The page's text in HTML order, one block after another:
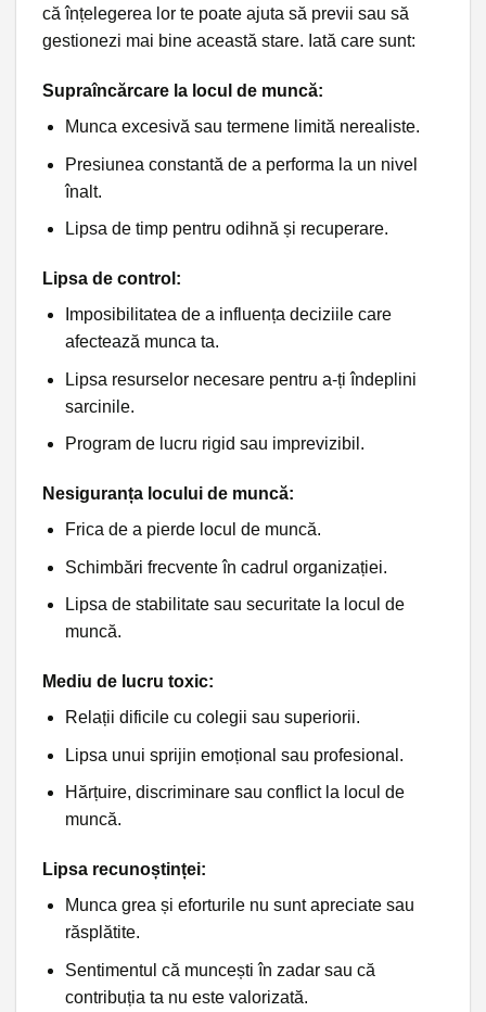
că înțelegerea lor te poate ajuta să previi sau să
gestionezi mai bine această stare. Iată care sunt:
Supraîncărcare la locul de muncă:
Munca excesivă sau termene limită nerealiste.
Presiunea constantă de a performa la un nivel
înalt.
Lipsa de timp pentru odihnă și recuperare.
Lipsa de control :
Imposibilitatea de a influența deciziile care
afectează munca ta.
Lipsa resurselor necesare pentru a-ți îndeplini
sarcinile.
Program de lucru rigid sau imprevizibil.
Nesiguranța locului de muncă:
Frica de a pierde locul de muncă.
Schimbări frecvente în cadrul organizației.
Lipsa de stabilitate sau securitate la locul de
muncă.
Mediu de lucru toxic:
Relații dificile cu colegii sau superiorii.
Lipsa unui sprijin emoțional sau profesional.
Hărțuire, discriminare sau conflict la locul de
muncă.
Lipsa recunoștinței:
Munca grea și eforturile nu sunt apreciate sau
răsplătite.
Sentimentul că muncești în zadar sau că
contribuția ta nu este valorizată.